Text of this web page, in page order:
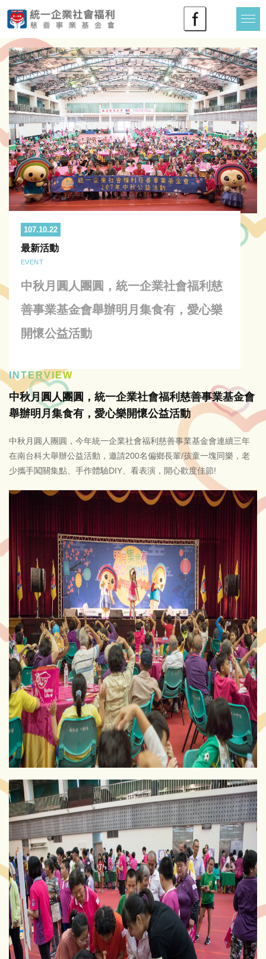
107.10.22
最新活動
EVENT
中秋月圓人團圓，統一企業社會福利慈
善事業基金會舉辦明月集食有，愛心樂
開懷公益活動
INTERVIEW
中秋月圓人團圓，統一企業社會福利慈善事業基金會
舉辦明月集食有，愛心樂開懷公益活動
中秋月圓人團圓，今年統一企業社會福利慈善事業基金會連續三年
在南台科大舉辦公益活動，邀請200名偏鄉長輩/孩童一塊同樂，老
少攜手闖關集點、手作體驗DIY、看表演，開心歡度佳節!